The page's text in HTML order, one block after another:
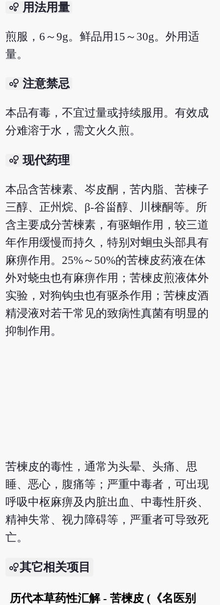
bubble_chart 用法用量
煎服，6～9g。鲜品用15～30g。外用适
量。
bubble_chart 注意禁忌
本品有毒，不宜过量或持续服用。有效成
分难溶于水，需文火久煎。
bubble_chart 现代药理
本品含苦楝素、岑皮酮，苦内脂、苦楝子
三醇、正州烷、β-谷甾醇、川楝酮等。所
含主要成分苦楝素，有驱蛔作用，较三道
年作用缓慢而持久，特别对蛔虫头部具有
麻痹作用。25%～50%的苦楝皮药液在体
外对蛲虫也有麻痹作用；苦楝皮煎液体外
实验，对狗钩虫也有驱杀作用；苦楝皮酒
精浸液对若干常见的致病性真菌有明显的
抑制作用。
苦楝皮的毒性，通常为头晕、头痛、思
睡、恶心，腹痛等；严重中毒者，可出现
呼吸中枢麻痹及内脏出血、中毒性肝炎、
精神失常、视力障碍等，严重者可导致死
亡。
其它相关项目
历代本草药性汇解 - 苦楝皮 (《名医别